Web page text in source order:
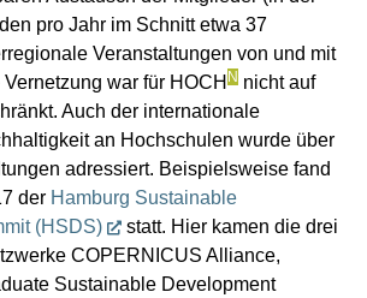
pro Jahr im Schnitt etwa 37
Veranstaltungen von und mit
war für HOCH N nicht auf
Auch der internationale
an Hochschulen wurde über
adressiert. Beispielsweise fand
der Hamburg Sustainable
(HSDS)
statt. Hier kamen die drei
COPERNICUS Alliance,
Sustainable Development